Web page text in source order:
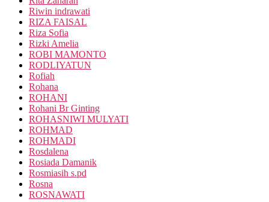
Riwin indrawati
RIZA FAISAL
Riza Sofia
Rizki Amelia
ROBI MAMONTO
RODLIYATUN
Rofiah
Rohana
ROHANI
Rohani Br Ginting
ROHASNIWI MULYATI
ROHMAD
ROHMADI
Rosdalena
Rosiada Damanik
Rosmiasih s.pd
Rosna
ROSNAWATI